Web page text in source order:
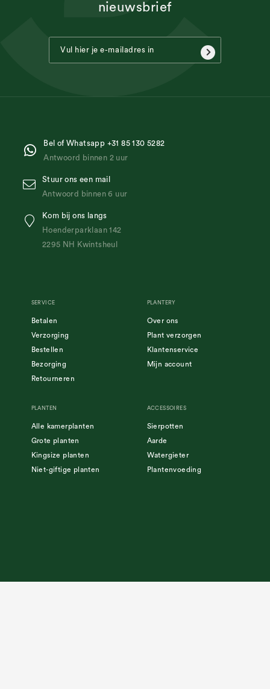
nieuwsbrief
Bel of Whatsapp +31 85 130 5282
Antwoord binnen 2 uur
Stuur ons een mail
Antwoord binnen 6 uur
Kom bij ons langs
Hoenderparklaan 142
2295 NH Kwintsheul
SERVICE
Betalen
Verzorging
Bestellen
Bezorging
Retourneren
PLANTERY
Over ons
Plant verzorgen
Klantenservice
Mijn account
PLANTEN
Alle kamerplanten
Grote planten
Kingsize planten
Niet-giftige planten
ACCESSOIRES
Sierpotten
Aarde
Watergieter
Plantenvoeding